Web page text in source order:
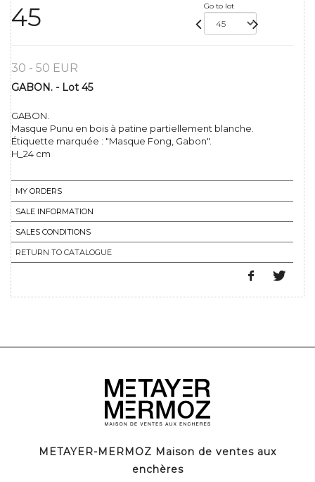
45 Go to lot
30 - 50 EUR
GABON. - Lot 45
GABON.
Masque Punu en bois à patine partiellement blanche.
Étiquette marquée : "Masque Fong, Gabon".
H_24 cm
MY ORDERS
SALE INFORMATION
SALES CONDITIONS
RETURN TO CATALOGUE
METAYER-MERMOZ Maison de ventes aux
enchères